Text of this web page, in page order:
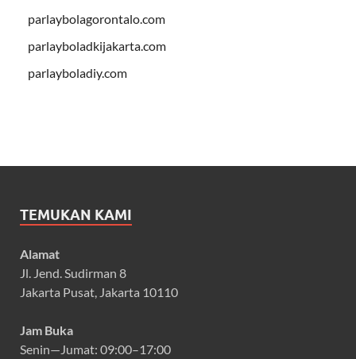
parlaybolagorontalo.com
parlayboladkijakarta.com
parlayboladiy.com
TEMUKAN KAMI
Alamat
Jl. Jend. Sudirman 8
Jakarta Pusat, Jakarta 10110
Jam Buka
Senin—Jumat: 09:00–17:00